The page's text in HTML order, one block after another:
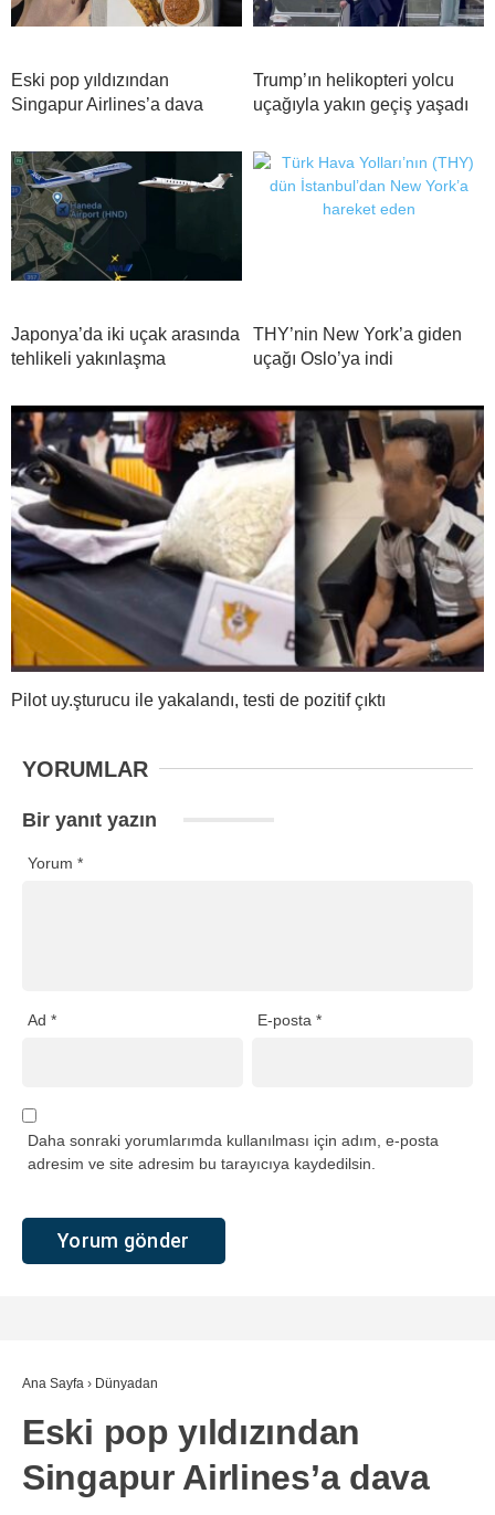
Eski pop yıldızından
Singapur Airlines’a dava
Trump’ın helikopteri yolcu
uçağıyla yakın geçiş yaşadı
Japonya’da iki uçak arasında
tehlikeli yakınlaşma
THY’nin New York’a giden
uçağı Oslo’ya indi
Pilot uy.şturucu ile yakalandı, testi de pozitif çıktı
YORUMLAR
Bir yanıt yazın
Yorum *
Ad * E-posta*
Daha sonraki yorumlarımda kullanılması için adım, e-posta
adresim ve site adresim bu tarayıcıya kaydedilsin.
Ana Sayfa › Dünyadan
Eski pop yıldızından
Singapur Airlines’a dava